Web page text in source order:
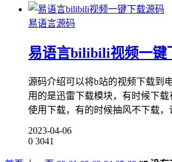
易语言源码
易语言bilibili视频一键
源码介绍可以将b站的视频下载到
用的是迅雷下载模块，有时候下
使用下载，有的时候抽风不下载，
2023-04-06
0 3041